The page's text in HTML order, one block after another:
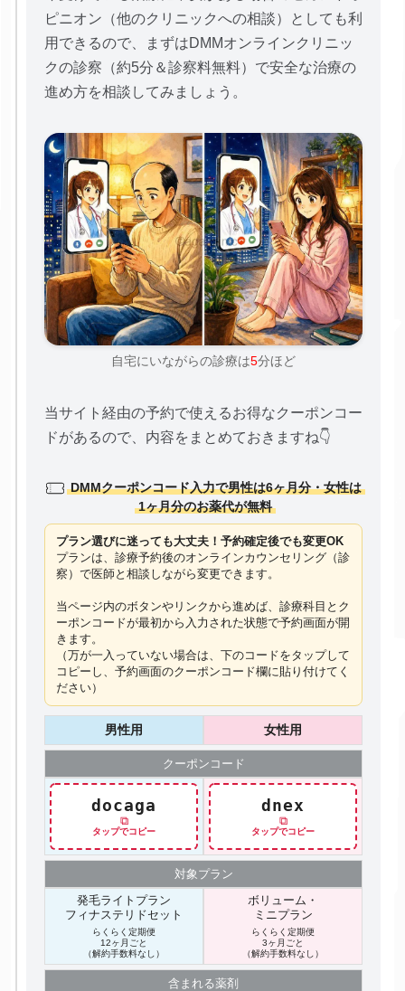
ピニオン（他のクリニックへの相談）としても利
用できるので、まずはDMMオンラインクリニッ
クの診察（約5分＆診察料無料）で安全な治療の
進め方を相談してみましょう。
自宅にいながらの診療は5分ほど
当サイト経由の予約で使えるお得なクーポンコー
ドがあるので、内容をまとめておきますね👇
DMMクーポンコード入力で男性は6ヶ月分・女性は
1ヶ月分のお薬代が無料
プラン選びに迷っても大丈夫！予約確定後でも変更OK
プランは、診療予約後のオンラインカウンセリング（診
察）で医師と相談しながら変更できます。
当ページ内のボタンやリンクから進めば、診療科目とク
ーポンコードが最初から入力された状態で予約画面が開
きます。
（万が一入っていない場合は、下のコードをタップ して
コピーし、予約画面のクーポンコード欄に貼り付けてく
ださい）
男性用 女性用
クーポン コード
docaga
⧉
タップでコピー
dnex
⧉
タップでコピー
対象プラン
発毛ライトプラン
フィナステリドセット
らくらく定期便
12ヶ月ごと
（解約手数料なし）
ボリューム・
ミニプラン
らくらく定期便
3ヶ月ごと
（解約手数料なし）
含まれる薬剤